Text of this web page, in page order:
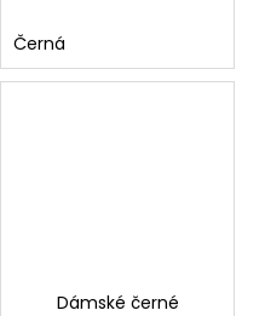
Černá
Dámské černé